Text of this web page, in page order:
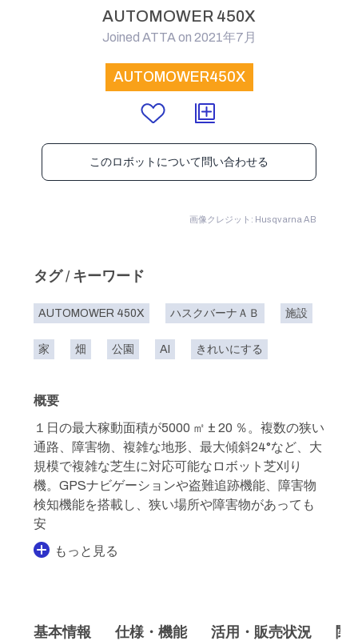
AUTOMOWER 450X
Joined ATTA on 2021年7月
AUTOMOWER450X
このロボットについて問い合わせる
画像クレジット: Husqvarna AB
タグ / キーワード
AUTOMOWER 450X ハスクバーナＡＢ 施設
家 畑 公園 AI きれいにする
概要
１日の最大稼動面積が5000 ㎡ ± 20 ％。複数の狭い
通路、障害物、複雑な地形、最大傾斜24°など、大
規模で複雑な芝生に対応可能なロボット芝刈り
機。GPSナビゲーションや盗難追跡機能、障害物
検知機能を搭載し、狭い場所や障害物があっても
安
もっと見る
基本情報 仕様・機能 活用・販売状況 関